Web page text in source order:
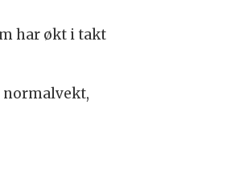
har økt i takt
normalvekt,